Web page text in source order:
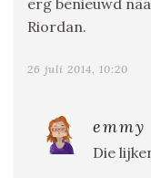
Riordan.
26 juli 2014, 10:20
emmy
Die